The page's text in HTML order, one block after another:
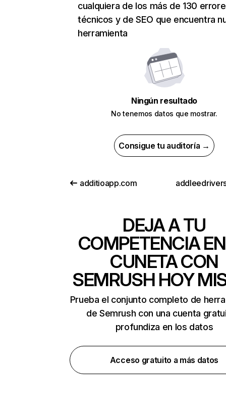
cualquiera de los más de 130
técnicos y de SEO que encuentra
herramienta
Ningún resultado
No tenemos datos que mostrar.
Consigue tu auditoría →
additioapp.com
DEJA A TU
COMPETENCIA
CUNETA CON
SEMRUSH HOY
Prueba el conjunto completo de
de Semrush con una cuenta
profundiza en los datos
Acceso gratuito a más datos